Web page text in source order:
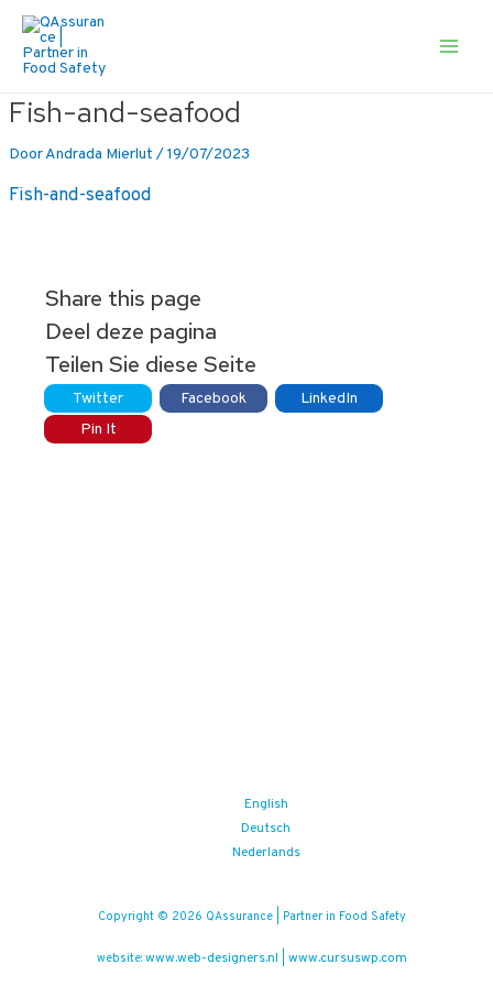
naar
Fish-and-seafood
DoorAndrada Mierlut /19/07/2023
Fish-and-seafood
Share this page
Deel deze pagina
Teilen Sie diese Seite
Twitter Facebook
LinkedIn
Pin It
English
Deutsch
Nederlands
Copyright © 2026 QAssurance | Partner in Food Safety
website: www.web-designers.nl www.cursuswp.com